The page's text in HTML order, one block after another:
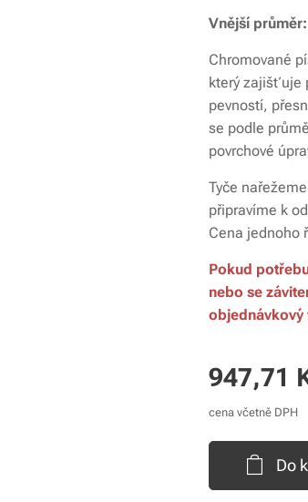
Vnější průměr:
Chromované
který zajišťuje
pevností,
se podle
povrchové
Tyče
připravíme k
Cena jednoho
Pokud
nebo se
objednávkový
947,71
cena včetně DPH
Do